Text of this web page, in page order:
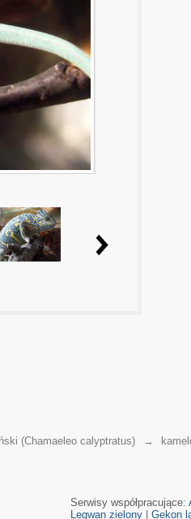
(Chamaeleo calyptratus) →
Serwisy współpracujące:
Legwan zielony| Gekon